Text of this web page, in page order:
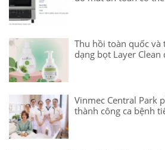
Thu hồi toàn quốc
dạng bọt Layer
Vinmec Central Park
thành công ca bệnh